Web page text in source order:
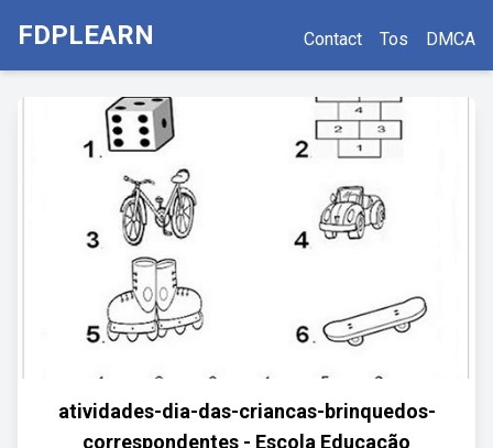
FDPLEARN Contact Tos DMCA
atividades-dia-das-criancas-brinquedos-
correspondentes - Escola Educação